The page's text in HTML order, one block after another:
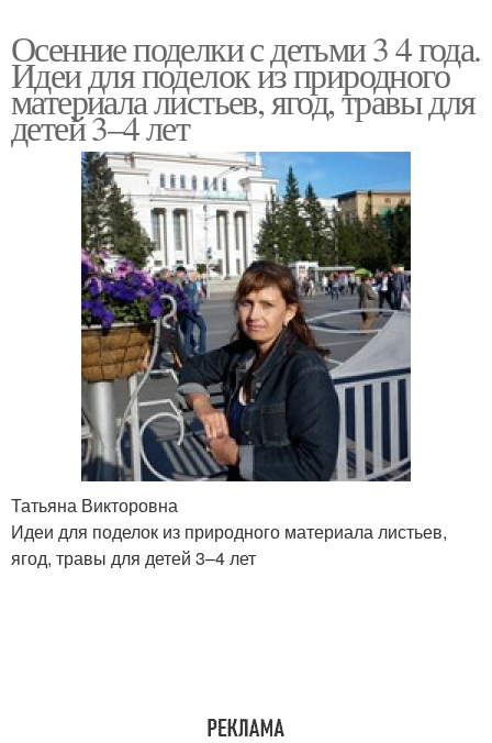
Осенние поделки с детьми 3 4 года.
Идеи для поделок из природного
материала листьев, ягод, травы для
детей 3–4 лет
Татьяна Викторовна
Идеи для поделок из природного материала листьев,
ягод, травы для детей 3–4 лет